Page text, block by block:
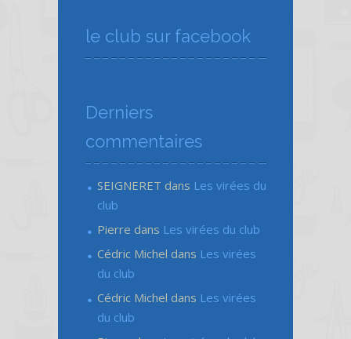
le club sur facebook
Derniers
commentaires
SEIGNERET dans Les virées du
club
Pierre dans Les virées du club
Cédric Michel dans Les virées
du club
Cédric Michel dans Les virées
du club